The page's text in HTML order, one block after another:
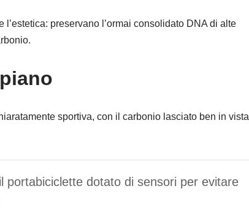
preservano l’ormai consolidato DNA di alte
sportiva, con il carbonio lasciato ben in vista
portabiciclette dotato di sensori per evitare